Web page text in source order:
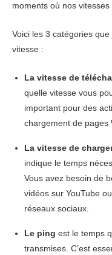
moments où nos
Voici les 3 catégories
vitesse :
La vitesse de
quelle vitesse vous
important pour des
chargement de pages
La vitesse de
indique le temps
Vous avez besoin de
vidéos sur YouTube
réseaux sociaux.
Le ping est le temps
transmises. C’est